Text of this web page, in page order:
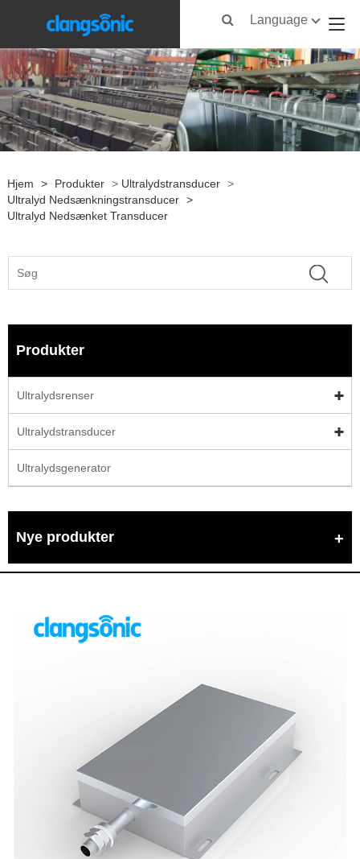
Language
Hjem > Produkter > Ultralydstransducer >
Ultralyd Nedsænkningstransducer >
Ultralyd Nedsænket Transducer
Produkter
Ultralydsrenser
Ultralydstransducer
Ultralydsgenerator
Nye produkter